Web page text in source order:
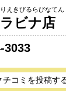
えきびるらびなて
ビナ店
3033
チコミを投稿す